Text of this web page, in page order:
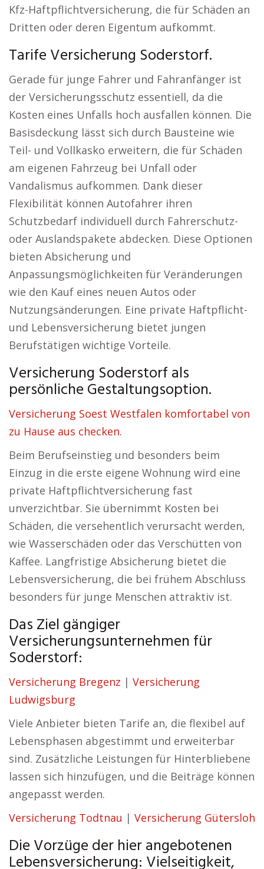
Kfz-Haftpflichtversicherung, die für Schäden an
Dritten oder deren Eigentum aufkommt.
Tarife Versicherung Soderstorf.
Gerade für junge Fahrer und Fahranfänger ist
der Versicherungsschutz essentiell, da die
Kosten eines Unfalls hoch ausfallen können. Die
Basisdeckung lässt sich durch Bausteine wie
Teil- und Vollkasko erweitern, die für Schäden
am eigenen Fahrzeug bei Unfall oder
Vandalismus aufkommen. Dank dieser
Flexibilität können Autofahrer ihren
Schutzbedarf individuell durch Fahrerschutz-
oder Auslandspakete abdecken. Diese Optionen
bieten Absicherung und
Anpassungsmöglichkeiten für Veränderungen
wie den Kauf eines neuen Autos oder
Nutzungsänderungen. Eine private Haftpflicht-
und Lebensversicherung bietet jungen
Berufstätigen wichtige Vorteile.
Versicherung Soderstorf als
persönliche Gestaltungsoption.
Versicherung Soest Westfalen komfortabel von
zu Hause aus checken.
Beim Berufseinstieg und besonders beim
Einzug in die erste eigene Wohnung wird eine
private Haftpflichtversicherung fast
unverzichtbar. Sie übernimmt Kosten bei
Schäden, die versehentlich verursacht werden,
wie Wasserschäden oder das Verschütten von
Kaffee. Langfristige Absicherung bietet die
Lebensversicherung, die bei frühem Abschluss
besonders für junge Menschen attraktiv ist.
Das Ziel gängiger
Versicherungsunternehmen für
Soderstorf:
Versicherung Bregenz | Versicherung
Ludwigsburg
Viele Anbieter bieten Tarife an, die flexibel auf
Lebensphasen abgestimmt und erweiterbar
sind. Zusätzliche Leistungen für Hinterbliebene
lassen sich hinzufügen, und die Beiträge können
angepasst werden.
Versicherung Todtnau | Versicherung Gütersloh
Die Vorzüge der hier angebotenen
Lebensversicherung: Vielseitigkeit,